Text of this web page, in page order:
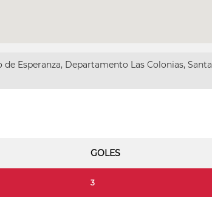
Esperanza, Departamento Las Colonias, Santa
GOLES
3